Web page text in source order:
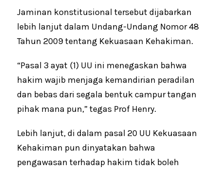
Jaminan konstitusional tersebut dijabarkan
lebih lanjut dalam Undang-Undang Nomor 48
Tahun 2009 tentang Kekuasaan Kehakiman.
“Pasal 3 ayat (1) UU ini menegaskan bahwa
hakim wajib menjaga kemandirian peradilan
dan bebas dari segala bentuk campur tangan
pihak mana pun,” tegas Prof Henry.
Lebih lanjut, di dalam pasal 20 UU Kekuasaan
Kehakiman pun dinyatakan bahwa
pengawasan terhadap hakim tidak boleh